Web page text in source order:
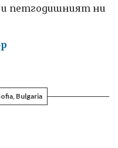
и петгодишният ни
Bulgaria